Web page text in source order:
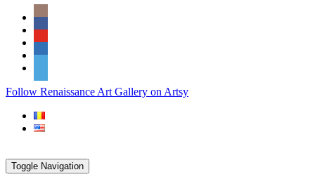
Skip
content
Social
Icons
PARTENER
Follow Renaissance Art Gallery on Artsy
Toggle Navigation